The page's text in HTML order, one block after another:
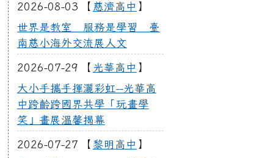
2026-08-03 【 慈濟高中 】
世界是教室 服務是學習 臺
南慈小海外交流展人文
2026-07-29 【 光華高中 】
大小手攜手揮灑彩虹--光華高
中跨齡跨國界共學「玩畫學
笑」畫展溫馨揭幕
2026-07-27 【 黎明高中 】